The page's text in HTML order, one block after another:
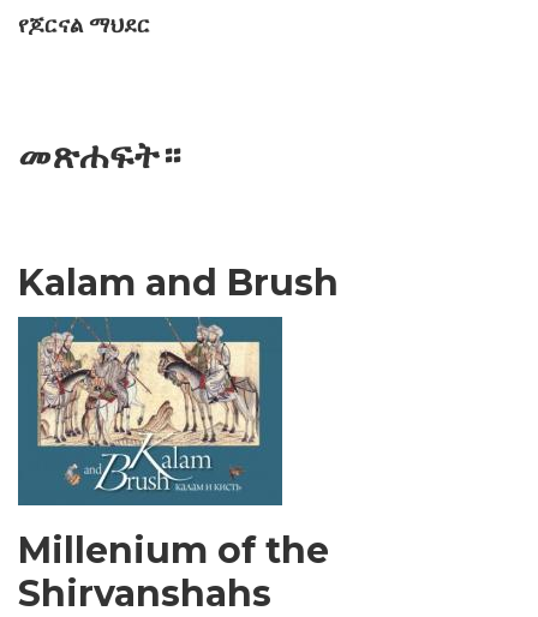
የጆርናል ማህደር
መጽሐፍት።
Kalam and Brush
Millenium of the
Shirvanshahs